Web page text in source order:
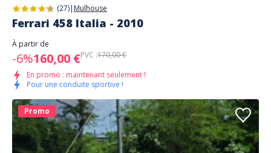
(27)| Mulhouse
Ferrari 458 Italia - 2010
À partir de
-6%160,00 €PVC :170,00 €
En promo : maintenant seulement !
Pour une conduite sportive !
Promo